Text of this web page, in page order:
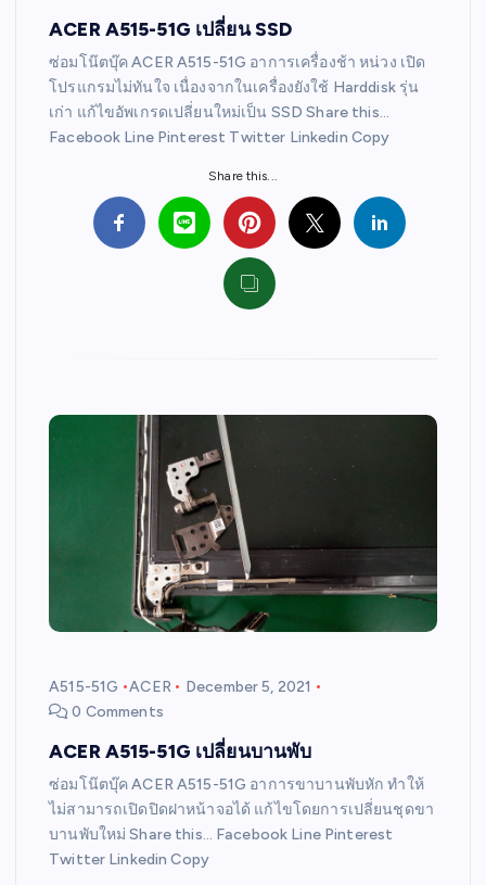
ACER A515-51G เปลี่ยน SSD
ซ่อมโน๊ตบุ๊ค ACER A515-51G อาการเครื่องช้า หน่วง เปิด
โปรแกรมไม่ทันใจ เนื่องจากในเครื่องยังใช้ Harddisk รุ่น
เก่า แก้ไขอัพเกรดเปลี่ยนใหม่เป็น SSD Share this…
Facebook Line Pinterest Twitter Linkedin Copy
Share this...
A515-51G ACER
December 5, 2021
0 Comments
ACER A515-51G เปลี่ยนบานพับ
ซ่อมโน๊ตบุ๊ค ACER A515-51G อาการขาบานพับหัก ทำให้
ไม่สามารถเปิดปิดฝาหน้าจอได้ แก้ไขโดยการเปลี่ยนชุดขา
บานพับใหม่ Share this… Facebook Line Pinterest
Twitter Linkedin Copy